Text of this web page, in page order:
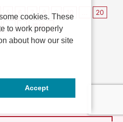
7 9
20
... » 最後 »
cookies. These
to work properly
about how our site
Accept